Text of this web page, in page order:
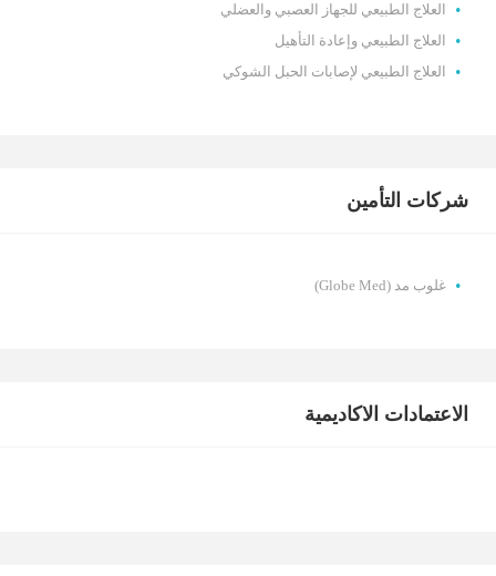
العلاج الطبيعي للجهاز العصبي والعضلي
العلاج الطبيعي وإعادة التأهيل
العلاج الطبيعي لإصابات الحبل الشوكي
شركات التأمين
غلوب مد (Globe Med)
الاعتمادات الاكاديمية